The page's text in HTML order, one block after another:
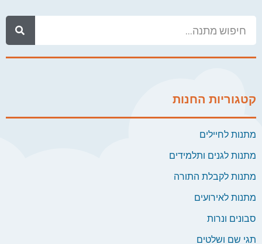
קטגוריות החנות
מתנות לחיילים
מתנות לגנים ותלמידים
מתנות לקבלת התורה
מתנות לאירועים
סבונים ונרות
תגי שם ושלטים